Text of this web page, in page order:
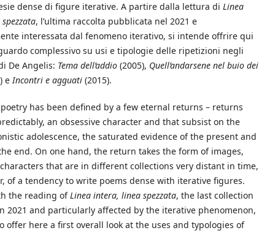
dense di figure iterative. A partire dalla lettura di Linea
, l’ultima raccolta pubblicata nel 2021 e
interessata dal fenomeno iterativo, si intende offrire qui
complessivo su usi e tipologie delle ripetizioni negli
De Angelis: Tema dell’addio (2005), Quell’andarsene nel buio dei
eIncontri e agguati (2015).
poetry has been defined by a few eternal returns – returns
an obsessive character and that subsist on the
adolescence, the saturated evidence of the present and
end. On one hand, the return takes the form of images,
that are in different collections very distant in time,
of a tendency to write poems dense with iterative figures.
the reading ofLinea intera, linea spezzata, the last collection
2021 and particularly affected by the iterative phenomenon,
offer here a first overall look at the uses and typologies of